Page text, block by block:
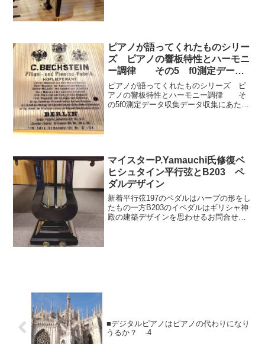
ピアノが語ってくれたものシリー
ズ ピアノの響板特性とハーモニ
ー調律 その5 f0測定データ
収集
ピアノが語ってくれたものシリーズ ピ
アノの響板特性とハーモニー調律 そ
の5f0測定データ収集データ収集にあたり
マイスターP.Yamauchi氏修復ベ
ヒシュタイン平行弦とB203 ペ
ダルデザイン
新着平行弦197のペダルはハープの形をし
たもの一方B203のイペダルはギリシャ神
殿の建築デザインを思わせるお問合せ受
■デジタルピアノはピアノの代わりになり
うるか？ -4